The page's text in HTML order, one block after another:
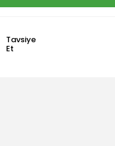
Tavsiye
Et